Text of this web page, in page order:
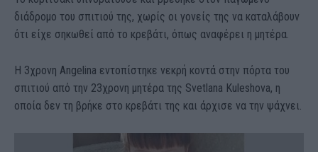
διάδρομο του σπιτιού της, χωρίς οι γονείς της να καταλάβουν
ότι είχε σηκωθεί από το κρεβάτι, όπως αναφέρει η μητέρα.
Η 3χρονη Angelina εντοπίστηκε νεκρή κοντά στην πόρτα του
σπιτιού από την 23χρονη μητέρα της Svetlana Kuleshova, η
οποία δεν τη βρήκε στο κρεβάτι της και άρχισε να την ψάχνει.